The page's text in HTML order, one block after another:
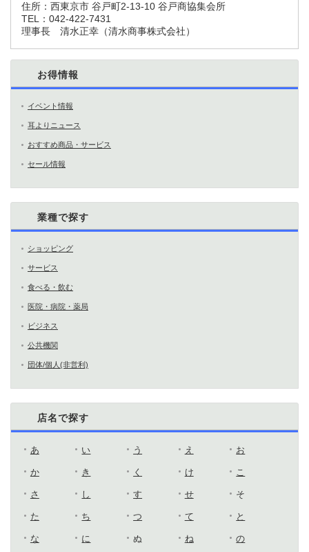
住所： 西東京市 谷戸町2-13-10 谷戸商協集会所
TEL： 042-422-7431
理事長 清水正幸（清水商事株式会社）
お得情報
イベント情報
耳よりニュース
おすすめ商品・サービス
セール情報
業種で探す
ショッピング
サービス
食べる・飲む
医院・病院・薬局
ビジネス
公共機関
団体/個人(非営利)
店名で探す
あ い う え お
か き く け こ
さ し す せ そ
た ち つ て と
な に ぬ ね の